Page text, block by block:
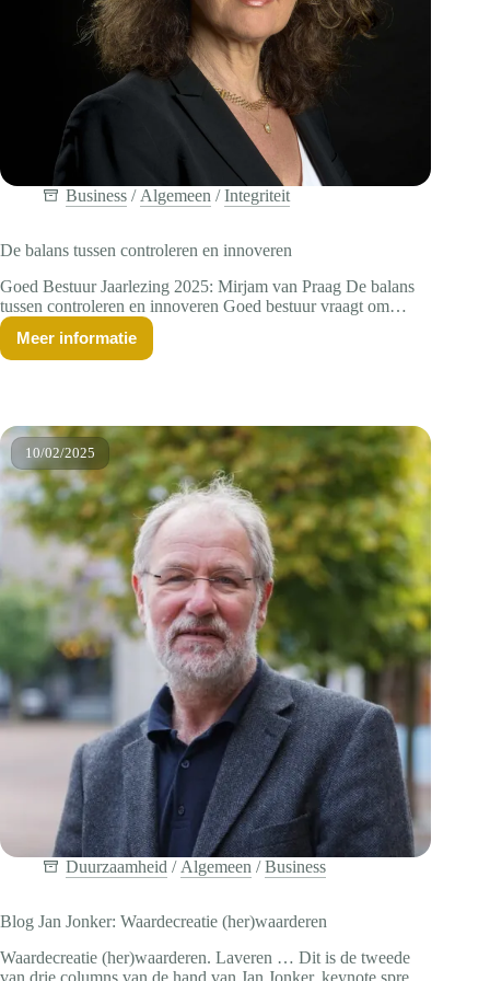
Business / Algemeen /Integriteit
De balans tussen controleren en innoveren
Goed Bestuur Jaarlezing 2025: Mirjam van Praag De balans
tussen controleren en innoveren Goed bestuur vraagt om
balans zoeken tussen regels en ondernemerschap. Volgens
hoogleraar Mirjam van Praag slaat de balans vaak door naar
‘bestuurlijk behoudend’. Dat moet anders, om…
Meer informatie
De
balans
innoveren
Duurzaamheid / Algemeen /Business
Blog Jan Jonker: Waardecreatie (her)waarderen
Waardecreatie (her)waarderen. Laveren … Dit is de tweede
van drie columns van de hand van Jan Jonker, keynote spreker
10/02/2025